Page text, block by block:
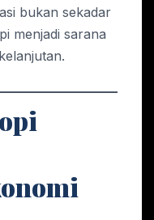
bukan sekadar
menjadi sarana